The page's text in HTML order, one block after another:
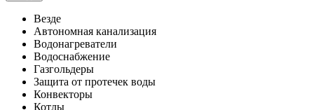
Везде
Автономная канализация
Водонагреватели
Водоснабжение
Газгольдеры
Защита от протечек воды
Конвекторы
Котлы